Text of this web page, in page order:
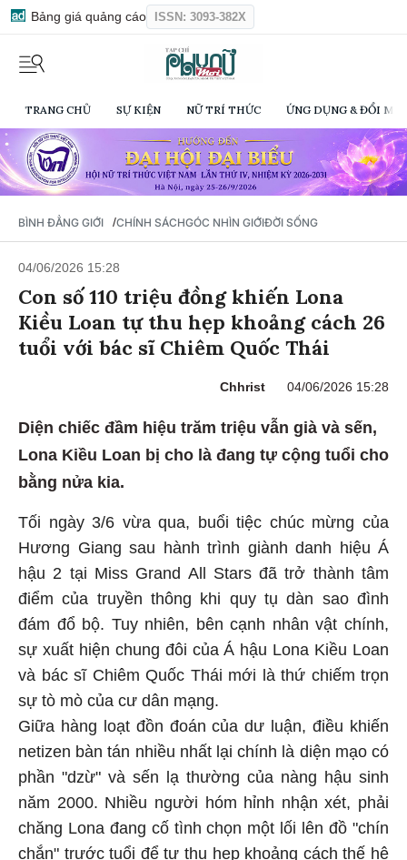
Bảng giá quảng cáo ISSN: 3093-382X
TRANG CHỦ SỰ KIỆN NỮ TRÍ THỨC ỨNG DỤNG & ĐỔI
BÌNH ĐẲNG GIỚI /CHÍNH SÁCHGÓC NHÌN GIỚIĐỜI SỐNG
04/06/2026 15:28
Con số 110 triệu đồng khiến Lona
Kiều Loan tự thu hẹp khoảng cách 26
tuổi với bác sĩ Chiêm Quốc Thái
Chhrist 04/06/2026 15:28
Diện chiếc đầm hiệu trăm triệu vẫn già và sến,
Lona Kiều Loan bị cho là đang tự cộng tuổi cho
bằng nửa kia.
Tối ngày 3/6 vừa qua, buổi tiệc chúc mừng của
Hương Giang sau hành trình giành danh hiệu Á
hậu 2 tại Miss Grand All Stars đã trở thành tâm
điểm của truyền thông khi quy tụ dàn sao đình
đám đổ bộ. Tuy nhiên, bên cạnh nhân vật chính,
sự xuất hiện chung đôi của Á hậu Lona Kiều Loan
và bác sĩ Chiêm Quốc Thái mới là thứ chiếm trọn
sự tò mò của cư dân mạng.
Giữa hàng loạt đồn đoán của dư luận, điều khiến
netizen bàn tán nhiều nhất lại chính là diện mạo có
phần "dzừ" và sến lạ thường của nàng hậu sinh
năm 2000. Nhiều người hóm hỉnh nhận xét, phải
chăng Lona đang cố tình chọn một lối lên đồ "chín
chắn" trước tuổi để tự thu hẹp khoảng cách thế hệ